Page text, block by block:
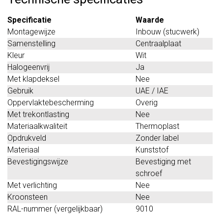
Specificatie
Waarde
Montagewijze
Inbouw (stucwerk)
Samenstelling
Centraalplaat
Kleur
Wit
Halogeenvrij
Ja
Met klapdeksel
Nee
Gebruik
UAE / IAE
Oppervlaktebescherming
Overig
Met trekontlasting
Nee
Materiaalkwaliteit
Thermoplast
Opdrukveld
Zonder label
Materiaal
Kunststof
Bevestigingswijze
Bevestiging met
schroef
Met verlichting
Nee
Kroonsteen
Nee
RAL-nummer (vergelijkbaar)
9010